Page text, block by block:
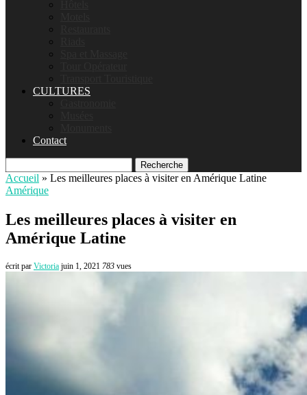
CULTURES
Contact
Recherche
Accueil » Les meilleures places à visiter en Amérique Latine
Amérique
Les meilleures places à visiter en
Amérique Latine
écrit par Victoria juin 1, 2021 783 vues